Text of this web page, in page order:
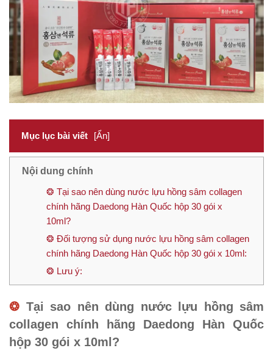
Mục lục bài viết [Ẩn]
Nội dung chính
❂ Tại sao nên dùng nước lựu hồng sâm collagen
chính hãng Daedong Hàn Quốc hộp 30 gói x
10ml?
❂ Đối tượng sử dụng nước lựu hồng sâm collagen
chính hãng Daedong Hàn Quốc hộp 30 gói x 10ml:
❂ Lưu ý:
❂ Tại sao nên dùng nước lựu hồng sâm
collagen chính hãng Daedong Hàn Quốc
hộp 30 gói x 10ml?